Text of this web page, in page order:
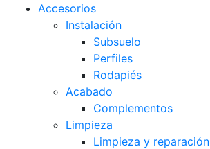
Accesorios
Instalación
Subsuelo
Perfiles
Rodapiés
Acabado
Complementos
Limpieza
Limpieza y reparación